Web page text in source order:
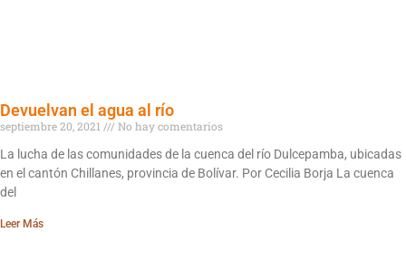
Devuelvan el agua al río
septiembre 20, 2021
No hay comentarios
La lucha de las comunidades de la cuenca del río Dulcepamba, ubicadas
en el cantón Chillanes, provincia de Bolívar. Por Cecilia Borja La cuenca
del
Leer Más